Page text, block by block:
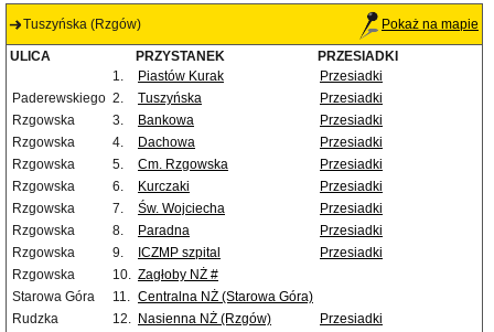
Tuszyńska (Rzgów) Pokaż na mapie
ULICA PRZYSTANEK
PRZESIADKI
1.
Piastów Kurak
Przesiadki
Paderewskiego 2. Tuszyńska
Przesiadki
Rzgowska
3. Bankowa
Przesiadki
Rzgowska
4. Dachowa
Przesiadki
Rzgowska
5. Cm. Rzgowska
Przesiadki
Rzgowska
6. Kurczaki
Przesiadki
Rzgowska
7. Św. Wojciecha
Przesiadki
Rzgowska
8. Paradna
Przesiadki
Rzgowska
9. ICZMP szpital
Przesiadki
Rzgowska
10. Zagłoby NŻ #
Starowa Góra
11. Centralna NŻ (Starowa Góra)
Rudzka
12. Nasienna NŻ (Rzgów)
Przesiadki